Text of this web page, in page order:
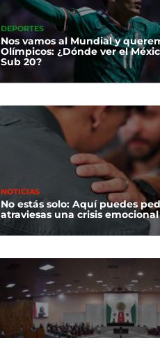
DEPORTES
Nos vamos al Mundial y
Olímpicos: ¿Dónde ver el
Sub 20?
NOTICIAS
No estás solo: Aquí puedes
atraviesas una crisis emocional